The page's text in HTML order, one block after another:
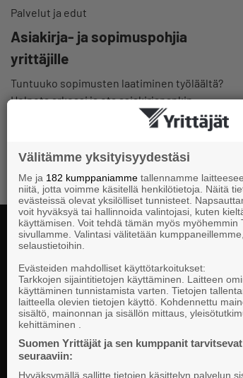
Palvelut ja edut
Asiakirja- ja sopimuspohjia
yrittäjille
Tuntuuko sopimusten laatiminen työläältä?
Helpota arkeasi ja ota asiakirjapankin
Valtakunnallista, alueellista ja paikallista
vaikuttamista pk-yrittäjien puolesta.
Välitämme yksityisyydestäsi
Me ja 182 kumppaniamme tallennamme
niitä, jotta voimme käsitellä henkilötietoja. Näitä
evästeissä olevat yksilölliset tunnisteet.
voit hyväksyä tai hallinnoida valintojasi, kuten
käyttämisen. Voit tehdä tämän myös myöhemmin
sivullamme. Valintasi välitetään
selaustietoihin.
Evästeiden mahdolliset käyttötarkoitukset:
Tarkkojen sijaintitietojen käyttäminen. Laitteen
käyttäminen tunnistamista varten. Tietojen
laitteella olevien tietojen käyttö. Kohdennettu
sisältö, mainonnan ja sisällön mittaus,
kehittäminen .
Suomen Yrittäjät ja sen kumppanit
seuraaviin:
Hyväksymällä sallitte tietojen käsittelyn palvelun